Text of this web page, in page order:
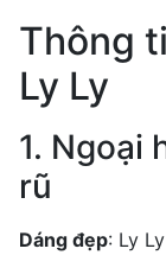
Thông
Ly Ly
1. Ngoại
rũ
Dáng đẹp: Ly